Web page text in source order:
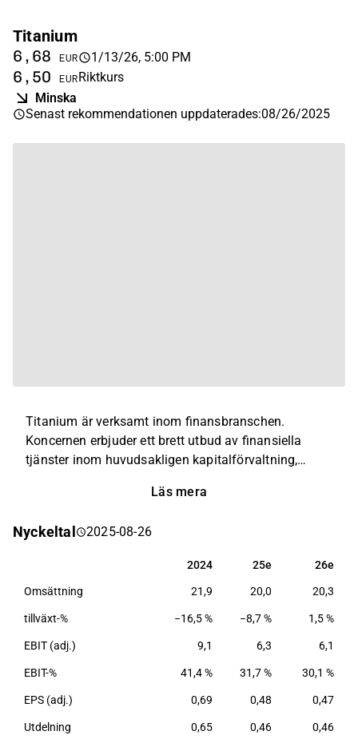
Titanium
6,68 EUR 1/13/26, 5:00 PM
6,50 EURRiktkurs
Minska
Senast rekommendationen uppdaterades:08/26/2025
Titanium är verksamt inom finansbranschen.
Koncernen erbjuder ett brett utbud av finansiella
tjänster inom huvudsakligen kapitalförvaltning,
förvaltas även ett flertal investeringsfonder och
grundades ursprungligen år 2009 och har sitt
Läs mera
Nyckeltal 2025-08-26
2024 25e 26e
2024 25e 26e
Omsättning 21,9 20,0 20,3
tillväxt-% −16,5 % −8,7 % 1,5 %
EBIT (adj.) 9,1 6,3 6,1
EBIT-% 41,4 % 31,7 % 30,1 %
EPS (adj.) 0,69 0,48 0,47
Utdelning 0,65 0,46 0,46